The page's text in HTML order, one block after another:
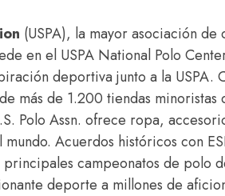
(USPA), la mayor asociación de
en el USPA National Polo
deportiva junto a la USPA.
más de 1.200 tiendas minoristas
Polo Assn. ofrece ropa,
Acuerdos históricos con
principales campeonatos de polo
deporte a millones de